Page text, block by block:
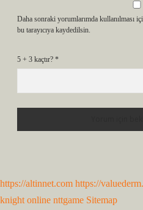
Daha sonraki yorumlarımda kullanılması
bu tarayıcıya kaydedilsin.
5 + 3 kaçtır? *
https://altinnet.com https://
knight online nttgame Sitemap